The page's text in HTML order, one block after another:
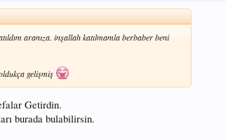
aranıza. inşallah katılmamla berbaber beni
gelişmiş
Getirdin.
burada bulabilirsin.